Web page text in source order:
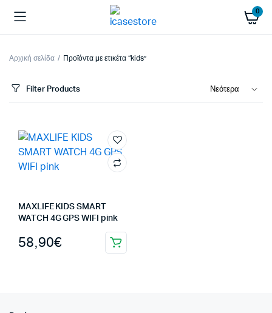
0
Αρχική σελίδα Προϊόντα με ετικέτα “kids”
Filter Products
MAXLIFE KIDS SMART
WATCH 4G GPS WIFI pink
58,90€